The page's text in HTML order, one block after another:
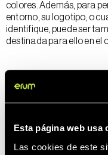
Esta página web usa
Las cookies de este
colores. Además, para
entorno, su logotipo, o
identifique, puede ser
destinada para ello en el